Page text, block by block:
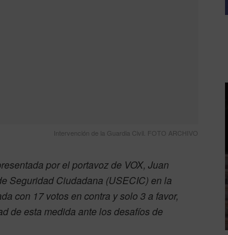
Intervención de la Guardia Civil. FOTO ARCHIVO
por el portavoz de VOX, Juan
Seguridad Ciudadana (USECIC) en la
con 17 votos en contra y solo 3 a favor,
de esta medida ante los desafíos de